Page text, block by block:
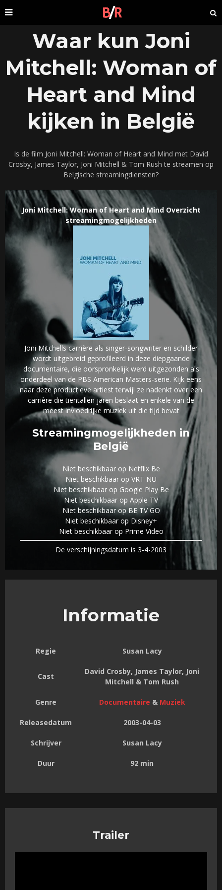
Waar kun Joni
Mitchell: Woman of
Heart and Mind
kijken in België
Is de film Joni Mitchell: Woman of Heart and Mind met David
Crosby, James Taylor, Joni Mitchell & Tom Rush te streamen op
Belgische streamingdiensten?
Joni Mitchell: Woman of Heart and Mind Overzicht
streamingmogelijkheden
Joni Mitchells carrière als singer-songwriter en schilder
wordt uitgebreid geprofileerd in deze diepgaande
documentaire, die oorspronkelijk werd uitgezonden als
onderdeel van de PBS American Masters-serie. Kijk eens
naar deze productieve artiest terwijl ze nadenkt over een
carrière die tientallen jaren beslaat en enkele van de
meest invloedrijke muziek uit die tijd bevat
Streamingmogelijkheden in
België
Niet beschikbaar op Netflix Be
Niet beschikbaar op VRT NU
Niet beschikbaar op Google Play Be
Niet beschikbaar op Apple TV
Niet beschikbaar op BE TV GO
Niet beschikbaar op Disney+
Niet beschikbaar op Prime Video
De verschijningsdatum is 3-4-2003
Informatie
Regie Susan Lacy
Cast
David Crosby, James Taylor, Joni
Mitchell & Tom Rush
Genre Documentaire & Muziek
Releasedatum 2003-04-03
Schrijver Susan Lacy
Duur 92 min
Trailer